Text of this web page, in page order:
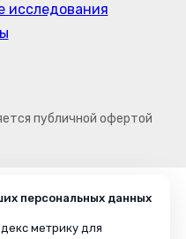
исследования
публичной офертой
персональных данных
метрику для